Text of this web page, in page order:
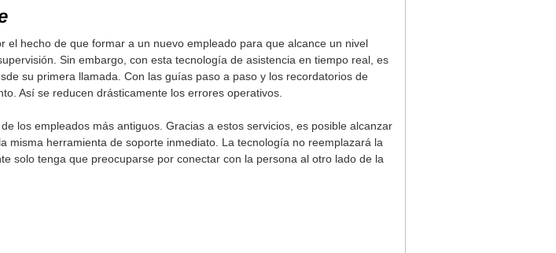
el hecho de que formar a un nuevo empleado para que alcance un nivel
Sin embargo, con esta tecnología de asistencia en tiempo real, es
su primera llamada. Con las guías paso a paso y los recordatorios de
Así se reducen drásticamente los errores operativos.
los empleados más antiguos. Gracias a estos servicios, es posible alcanzar
misma herramienta de soporte inmediato. La tecnología no reemplazará la
solo tenga que preocuparse por conectar con la persona al otro lado de la